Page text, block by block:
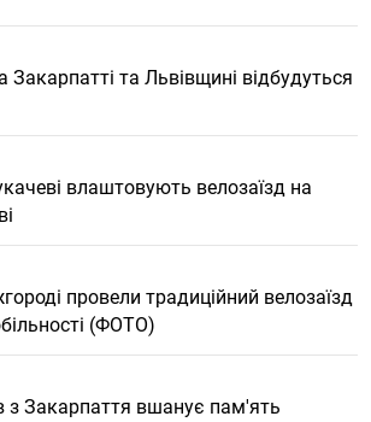
Закарпатті та Львівщині відбудуться
влаштовують велозаїзд на
провели традиційний велозаїзд
(ФОТО)
з Закарпаття вшанує пам'ять